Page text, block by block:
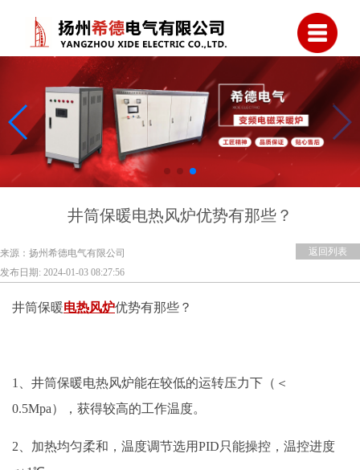
井筒保暖电热风炉优势有那些？
返回列表
来源：扬州希德电气有限公司
发布日期: 2024-01-03 08:27:56
井筒保暖电热风炉优势有那些？
1、井筒保暖电热风炉能在较低的运转压力下（＜
0.5Mpa），获得较高的工作温度。
2、加热均匀柔和，温度调节选用PID只能操控，温控进度